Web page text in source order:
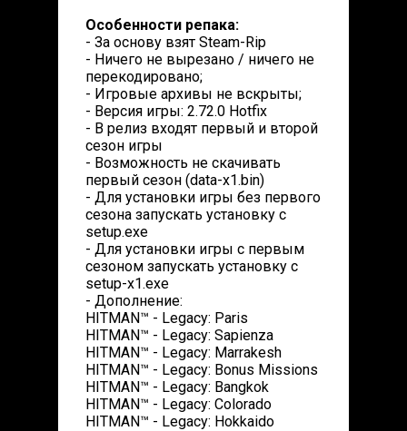
Особенности репака:
- За основу взят Steam-Rip
- Ничего не вырезано / ничего не
перекодировано;
- Игровые архивы не вскрыты;
- Версия игры: 2.72.0 Hotfix
- В релиз входят первый и второй
сезон игры
- Возможность не скачивать
первый сезон (data-x1.bin)
- Для установки игры без первого
сезона запускать установку с
setup.exe
- Для установки игры с первым
сезоном запускать установку с
setup-x1.exe
- Дополнение:
HITMAN™ - Legacy: Paris
HITMAN™ - Legacy: Sapienza
HITMAN™ - Legacy: Marrakesh
HITMAN™ - Legacy: Bonus Missions
HITMAN™ - Legacy: Bangkok
HITMAN™ - Legacy: Colorado
HITMAN™ - Legacy: Hokkaido